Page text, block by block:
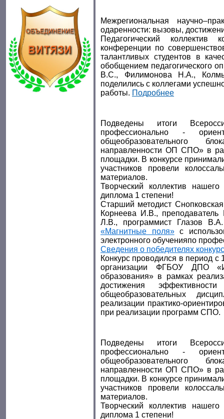
Межрегиональная
одаренности: вызовы,
Педагогический
конференции по
талантливых студентов в
обобщением педагогического
В.С., Филимонова Н.А.,
поделились с коллегами
работы. Подробнее
Подведены итоги
профессионально -
общеобразовательного
направленности ОП СПО» в
площадки. В конкурсе
участников провели
материалов.
Творческий коллектив
диплома 1 степени!
Старший методист
Корнеева И.В.,
Л.В., программист Глазов
«Магнитные поля»с
электронного обученияпо
Сведения о победителях
Конкурс проводился в период с
организации ФГБОУ ДПО
образования» в рамках
достижения
общеобразовательных
реализации практико-
при реализации программ СПО.
Подведены итоги
профессионально -
общеобразовательного
направленности ОП СПО» в
площадки. В конкурсе
участников провели
материалов.
Творческий коллектив
диплома 1 степени!